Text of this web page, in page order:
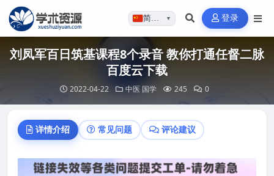
简体…▼ 登录
刘凤军百日筑基课程8个录音 教你打通任督二脉
百度云下载
2022-04-22 中医 国学 245 0
详情介绍 常见问题 评论建议